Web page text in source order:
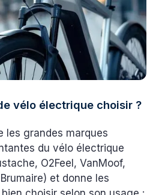
vélo électrique choisir ?
les grandes marques
du vélo électrique
O2Feel, VanMoof,
et donne les